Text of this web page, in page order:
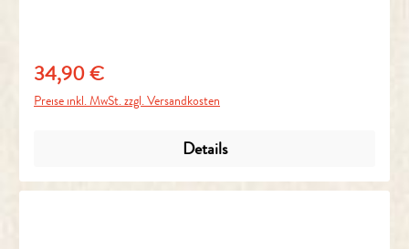
Regulärer Preis:
34,90 €
Preise inkl. MwSt. zzgl. Versandkosten
Details